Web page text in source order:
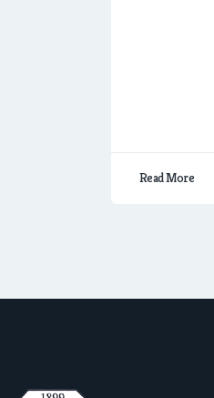
Read More